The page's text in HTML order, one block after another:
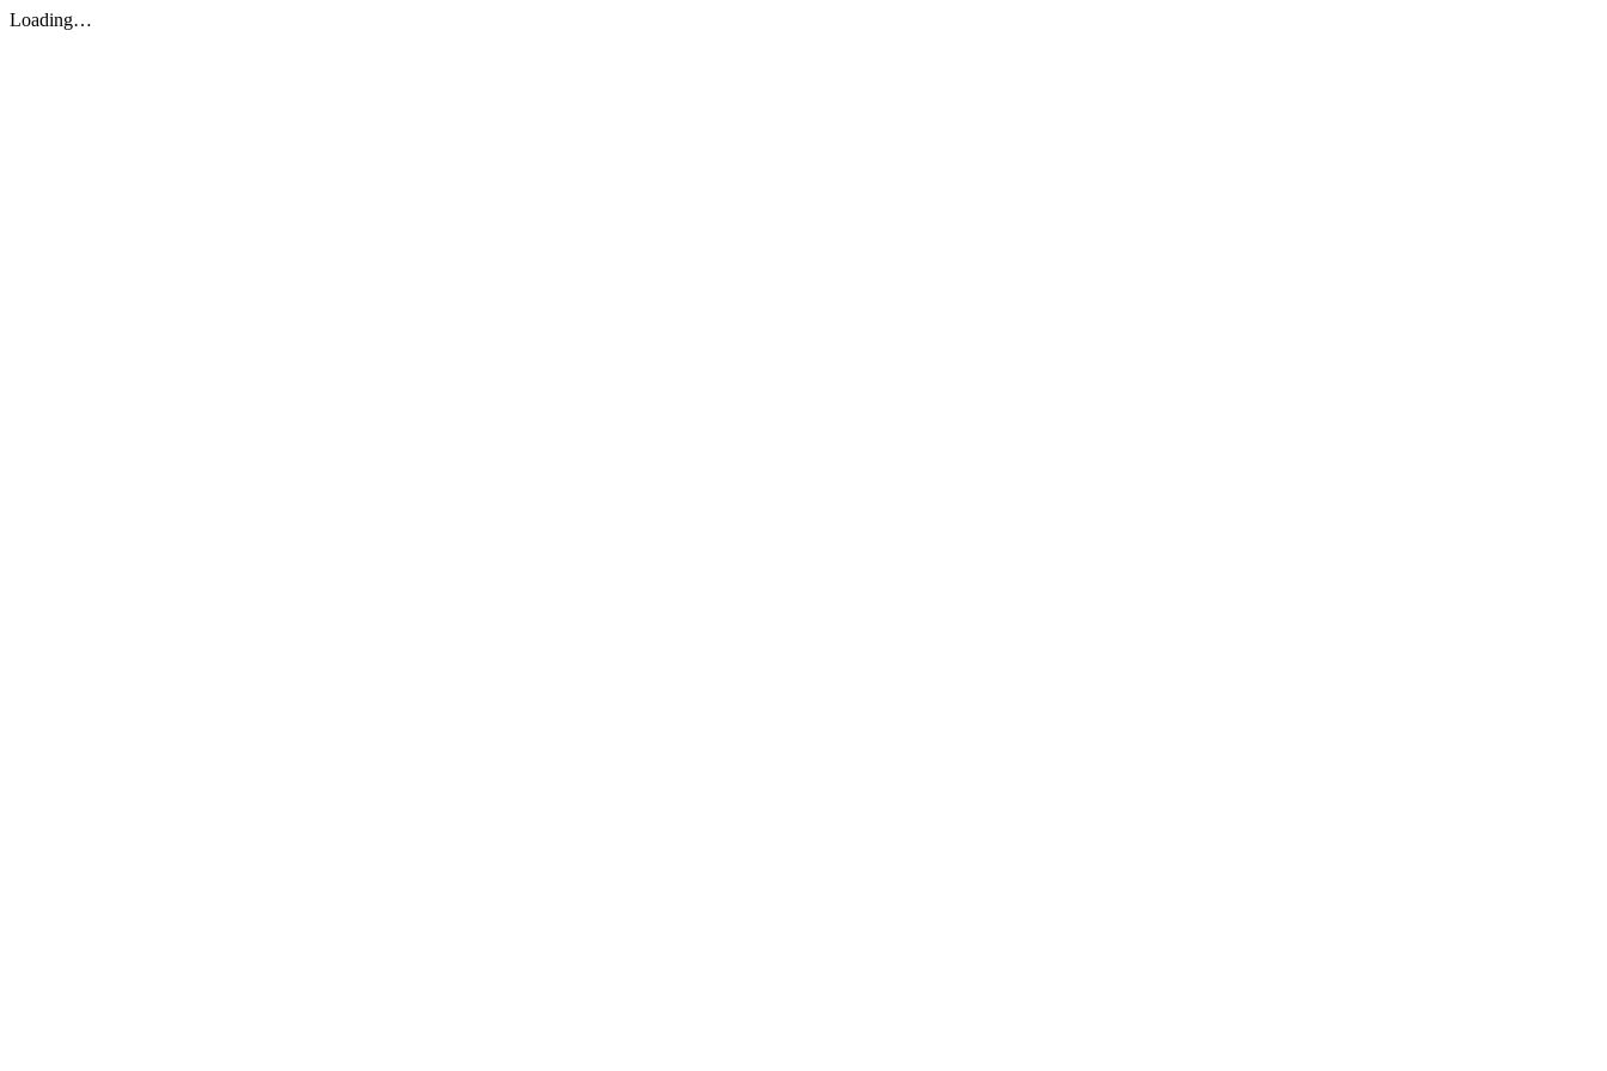
Loading…